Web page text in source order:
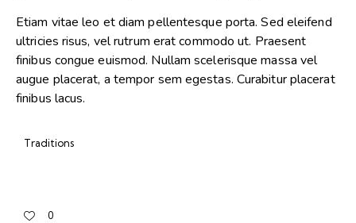
Etiam vitae leo et diam pellentesque porta. Sed eleifend
ultricies risus, vel rutrum erat commodo ut. Praesent
finibus congue euismod. Nullam scelerisque massa vel
augue placerat, a tempor sem egestas. Curabitur placerat
finibus lacus.
Traditions
0